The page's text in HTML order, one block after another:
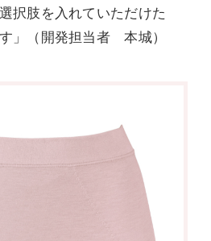
択肢を入れていただけた
」（開発担当者 本城）